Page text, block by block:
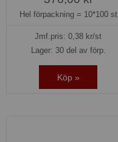
Hel förpackning = 10*100 st
Jmf.pris: 0,38 kr/st
Lager: 30 del av förp.
Köp »